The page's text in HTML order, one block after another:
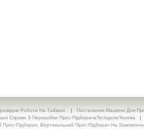
Роботи На Тайвані. | Постачання Машини Для
Справи З Переробки Прес-ПідбирачаTechgeneТехніка |
Прес-Підбирач, Вертикальний Прес-Підбирач На